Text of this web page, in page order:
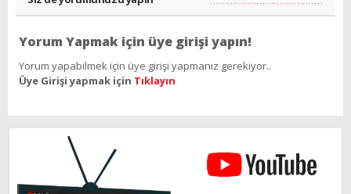
Yorum Yapmak için üye girişi yapın!
Yorum yapabilmek için üye girişi yapmanız gerekiyor..
Üye Girişi yapmak için Tıklayın